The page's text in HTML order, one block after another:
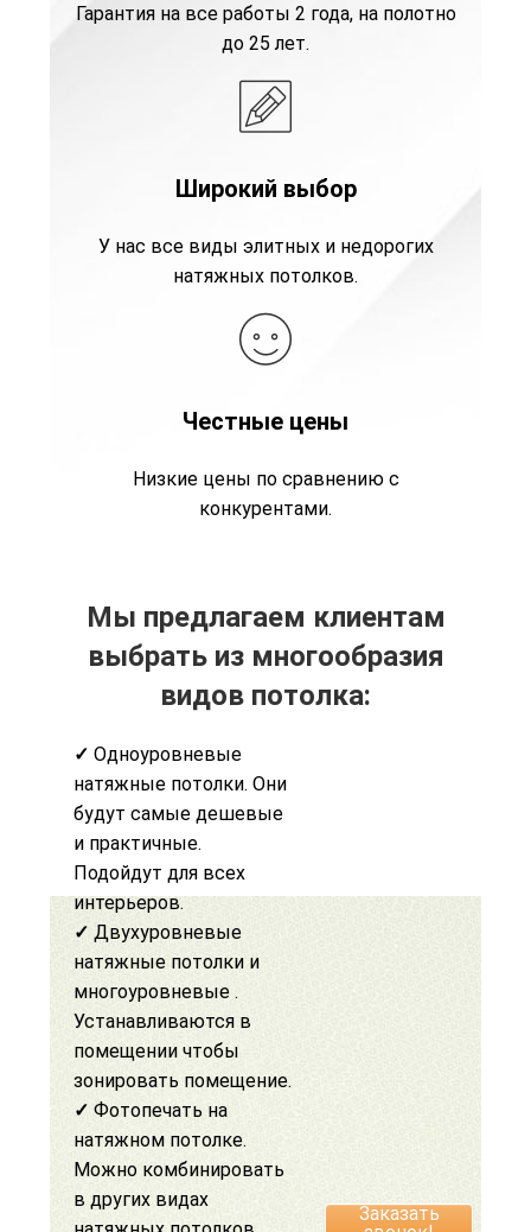
Гарантия на все работы 2 года, на полотно
до 25 лет.
Широкий выбор
У нас все виды элитных и недорогих
натяжных потолков.
Честные цены
Низкие цены по сравнению с
конкурентами.
Мы предлагаем клиентам
выбрать из многообразия
видов потолка:
✓ Одноуровневые
натяжные потолки. Они
будут самые дешевые
и практичные.
Подойдут для всех
интерьеров.
✓ Двухуровневые
натяжные потолки и
многоуровневые .
Устанавливаются в
помещении чтобы
зонировать помещение.
✓ Фотопечать на
натяжном потолке.
Можно комбинировать
в других видах
Заказать